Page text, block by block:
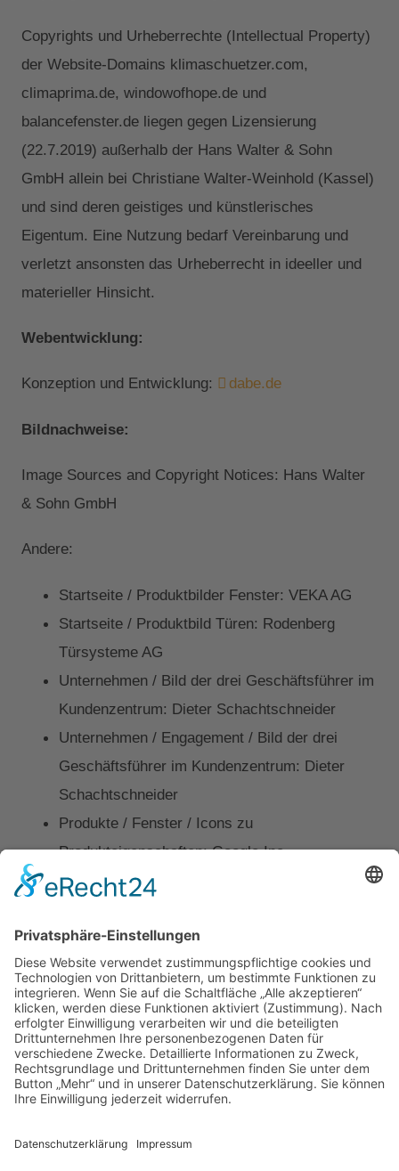
Copyrights und Urheberrechte (Intellectual Property)
der Website-Domains klimaschuetzer.com,
climaprima.de, windowofhope.de und
balancefenster.de liegen gegen Lizensierung
(22.7.2019) außerhalb der Hans Walter & Sohn
GmbH allein bei Christiane Walter-Weinhold (Kassel)
und sind deren geistiges und künstlerisches
Eigentum. Eine Nutzung bedarf Vereinbarung und
verletzt ansonsten das Urheberrecht in ideeller und
materieller Hinsicht.
Webentwicklung:
Konzeption und Entwicklung: dabe.de
Bildnachweise:
Image Sources and Copyright Notices: Hans Walter
& Sohn GmbH
Andere:
Startseite / Produktbilder Fenster: VEKA AG
Startseite / Produktbild Türen: Rodenberg
Türsysteme AG
Unternehmen / Bild der drei Geschäftsführer im
Kundenzentrum: Dieter Schachtschneider
Unternehmen / Engagement / Bild der drei
Geschäftsführer im Kundenzentrum: Dieter
Schachtschneider
Produkte / Fenster / Icons zu
Produkteigenschaften: Google Inc.
Produkte / Fenster / Profilschnitt Fenster:
Produkte / Haustüren / Beispielhaustür Teaser:
Rodenberg Türsysteme AG
Kontakt Impressum Datenschutz
Walter Fenster + Türen
34132 Kassel
Telefon: 0561 94099-0